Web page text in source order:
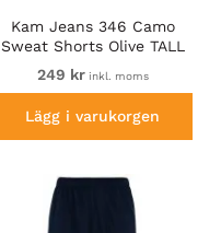
Kam Jeans 346 Camo
Sweat Shorts Olive TALL
SIZES
249 krinkl. moms
Lägg i varukorgen